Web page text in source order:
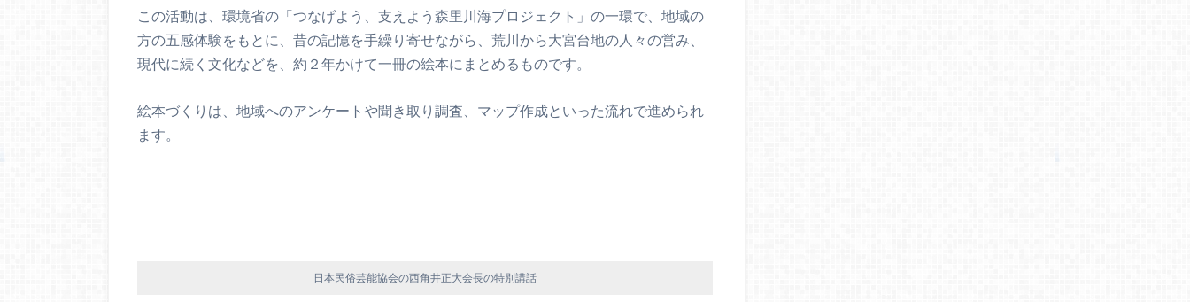
この活動は、環境省の「つなげよう、支えよう森里川海プロジェクト」の一環で、地域の
方の五感体験をもとに、昔の記憶を手繰り寄せながら、荒川から大宮台地の人々の営み、
現代に続く文化などを、約２年かけて一冊の絵本にまとめるものです。
絵本づくりは、地域へのアンケートや聞き取り調査、マップ作成といった流れで進められ
ます。
日本民俗芸能協会の西角井正大会長の特別講話